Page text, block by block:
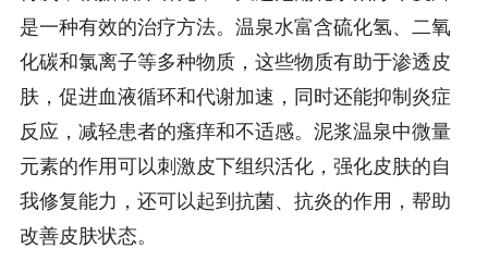
是一种有效的治疗方法。温泉水富含硫化氢、二氧
化碳和氯离子等多种物质，这些物质有助于渗透皮
肤，促进血液循环和代谢加速，同时还能抑制炎症
反应，减轻患者的瘙痒和不适感。泥浆温泉中微量
元素的作用可以刺激皮下组织活化，强化皮肤的自
我修复能力，还可以起到抗菌、抗炎的作用，帮助
改善皮肤状态。